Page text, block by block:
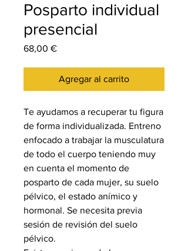
Posparto individual
presencial
68,00 €Precio
Agregar al carrito
Te ayudamos a recuperar tu figura
de forma individualizada. Entreno
enfocado a trabajar la musculatura
de todo el cuerpo teniendo muy
en cuenta el momento de
posparto de cada mujer, su suelo
pélvico, el estado anímico y
hormonal. Se necesita previa
sesión de revisión del suelo
pélvico.